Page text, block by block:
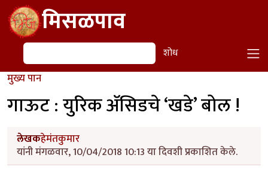
Skip to main contentमिसळपाव
शोध शोध
मुख्य पान
गाऊट : युरिक अ‍ॅसिडचे ‘खडे’ बोल !
लेखकहेमंतकुमार
यांनी मंगळवार, 10/04/2018 10:13 या दिवशी प्रकाशित केले.